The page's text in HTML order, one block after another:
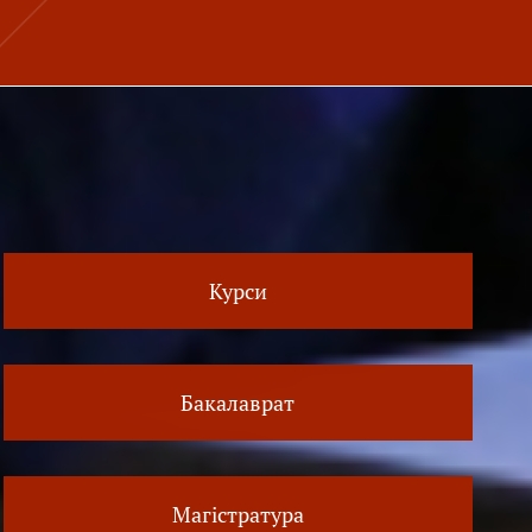
Курси
Бакалаврат
Магістратура